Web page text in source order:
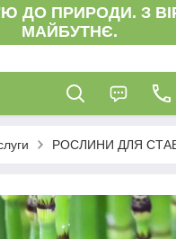
ДО ПРИРОДИ. З
МАЙБУТНЄ.
РОСЛИНИ ДЛЯ